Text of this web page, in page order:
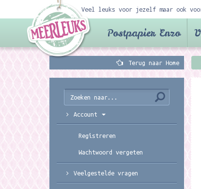
Veel leuks voor jezelf maar ook
Postpapier Enzo
Terug naar Home
Account
Registreren
Wachtwoord vergeten
Veelgestelde vragen